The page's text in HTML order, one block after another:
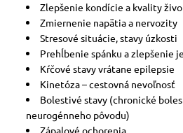
Zlepšenie kondície a kvality
Zmiernenie napätia a nervozity
Stresové situácie, stavy úzkosti
Prehĺbenie spánku a zlepšenie
Kŕčové stavy vrátane epilepsie
Kinetóza – cestovná nevoľnosť
Bolestivé stavy (chronické
neurogénneho pôvodu)
Zápalové ochorenia